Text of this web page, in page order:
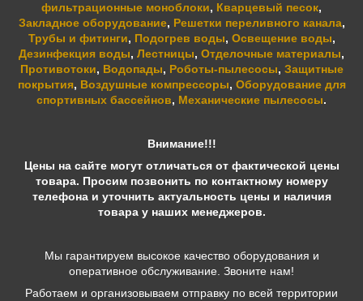
фильтрационные моноблоки, Кварцевый песок,
Закладное оборудование, Решетки переливного канала,
Трубы и фитинги, Подогрев воды, Освещение воды,
Дезинфекция воды, Лестницы, Отделочные материалы,
Противотоки, Водопады, Роботы-пылесосы, Защитные
покрытия, Воздушные компрессоры, Оборудование для
спортивных бассейнов, Механические пылесосы.
Внимание!!!
Цены на сайте могут отличаться от фактической цены
товара. Просим позвонить по контактному номеру
телефона и уточнить актуальность цены и наличия
товара у наших менеджеров.
Мы гарантируем высокое качество оборудования и
оперативное обслуживание. Звоните нам!
Работаем и организовываем отправку по всей территории